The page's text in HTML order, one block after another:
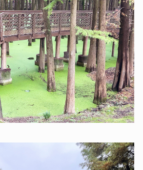
素有“江南水鄉、文化名城”之譽。
】 ，欣賞千年石雕與自然景觀，體
魯鎮】，感受魯迅筆下的江南風情。
】，領略“鑒湖女俠”秋瑾留下的歷
於【蘭亭】品讀王羲之《蘭亭集序》
墨飄香的氛圍。最後走進【倉橋直街
生活與古韻風情。